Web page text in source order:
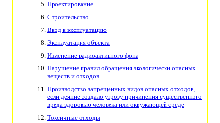
Проектирование
Строительство
Ввод в эксплуатацию
Эксплуатация объекта
Изменение радиоактивного фона
Нарушение правил обращения экологически опасных
веществ и отходов
Производство запрещенных видов опасных отходов,
если деяние создало угрозу причинения существенного
вреда здоровью человека или окружающей среде
Токсичные отходы